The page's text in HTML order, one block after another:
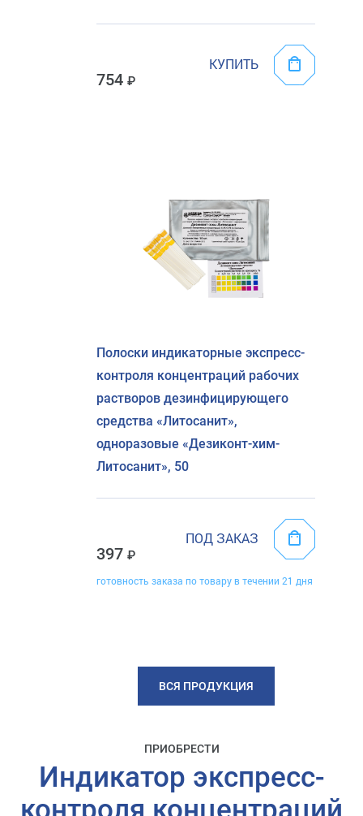
754
КУПИТЬ
Полоски индикаторные экспресс-
контроля концентраций рабочих
растворов дезинфицирующего
средства «Литосанит»,
одноразовые «Дезиконт-хим-
Литосанит», 50
397
ПОД ЗАКАЗ
готовность заказа по товару в течении 21 дня
ВСЯ ПРОДУКЦИЯ
ПРИОБРЕСТИ
Индикатор экспресс-